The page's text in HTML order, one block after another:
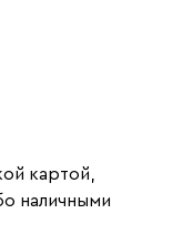
картой,
наличными